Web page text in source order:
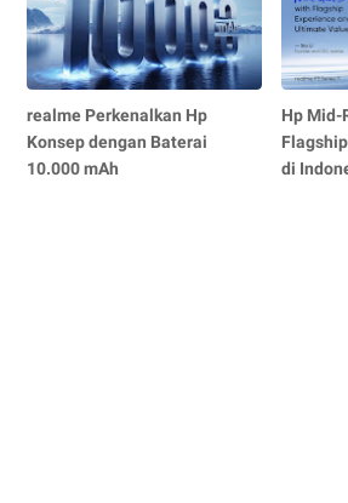
realme Perkenalkan Hp
Konsep dengan Baterai
10.000 mAh
Hp Mid-
di